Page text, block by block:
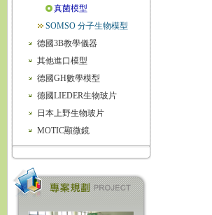
真菌模型
SOMSO 分子生物模型
德國3B教學儀器
其他進口模型
德國GH數學模型
德國LIEDER生物玻片
日本上野生物玻片
MOTIC顯微鏡